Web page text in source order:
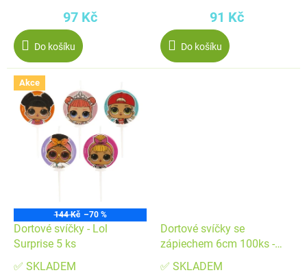
97 Kč
Do košíku
91 Kč
Do košíku
Akce
144 Kč –70 %
Dortové svíčky - Lol
Surprise 5 ks
✅ SKLADEM
Dortové svíčky se
zápiechem 6cm 100ks -
Dekora
✅ SKLADEM